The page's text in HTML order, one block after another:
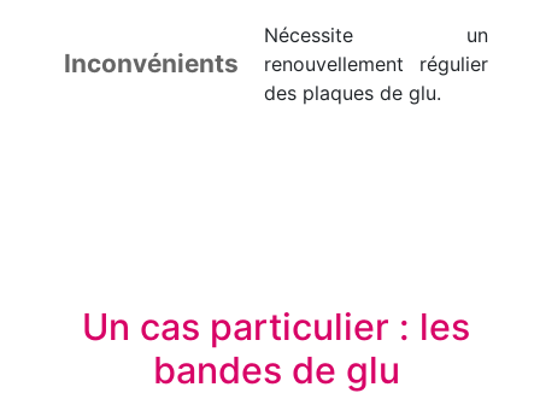
Inconvénients
Nécessite un
renouvellement régulier
des plaques de glu.
Un cas particulier : les
bandes de glu